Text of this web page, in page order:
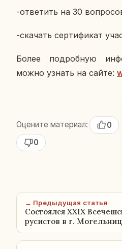
-от­ве­тить на 30
-ска­чать сер­ти­фи­кат
Более по­дроб­ную
можно узнать на сайте:
Оцените материал:
0
0
← Предыдущая статья
Состоялся XXIX
русистов в г.